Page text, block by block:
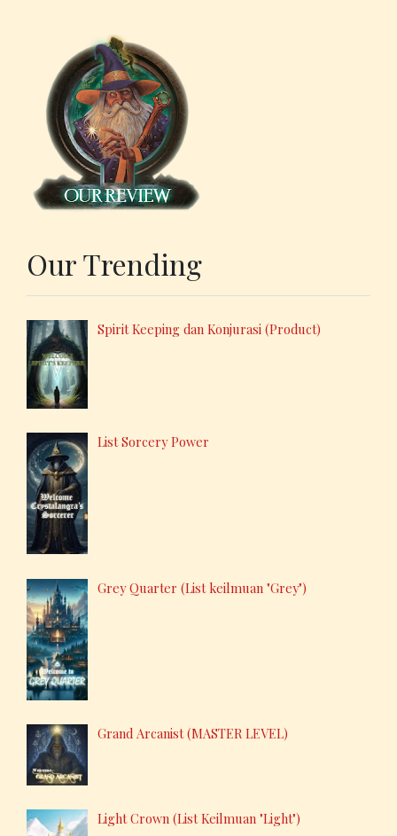
Our Trending
Spirit Keeping dan Konjurasi (Product)
List Sorcery Power
Grey Quarter (List keilmuan "Grey")
Grand Arcanist (MASTER LEVEL)
Light Crown (List Keilmuan "Light")